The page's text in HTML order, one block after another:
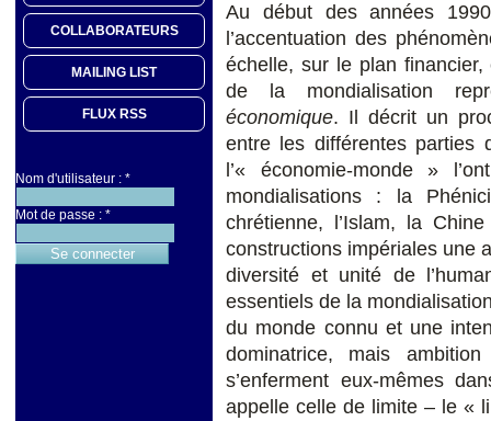
COLLABORATEURS
MAILING LIST
FLUX RSS
Nom d'utilisateur : *
Mot de passe : *
Au début des années
l’accentuation des
échelle, sur le plan
de la mondialisation
économique. Il décrit un
entre les différentes parties
l’« économie-monde »
mondialisations : la
chrétienne, l’Islam, la
constructions impériales une
diversité et unité de
essentiels de la
du monde connu et une
dominatrice, mais
s’enferment eux-mêmes
appelle celle de limite – le «